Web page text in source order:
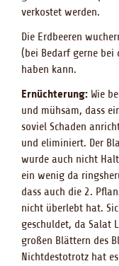
verkostet werden.
Die Erdbeeren
(bei Bedarf gerne bei
haben kann.
Ernüchterung: Wie
und mühsam, dass
soviel Schaden
und eliminiert. Der
wurde auch nicht
ein wenig da
dass auch die 2.
nicht überlebt hat.
geschuldet, da Salat
großen Blättern des
Nichtdestotrotz hat